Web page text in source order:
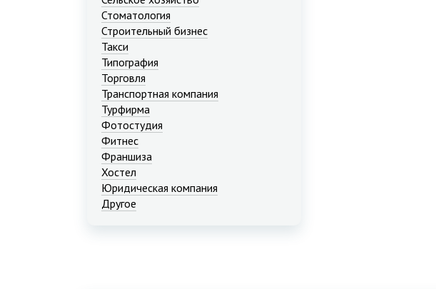
Стоматология
Строительный бизнес
Такси
Типография
Торговля
Транспортная компания
Турфирма
Фотостудия
Фитнес
Франшиза
Хостел
Юридическая компания
Другое